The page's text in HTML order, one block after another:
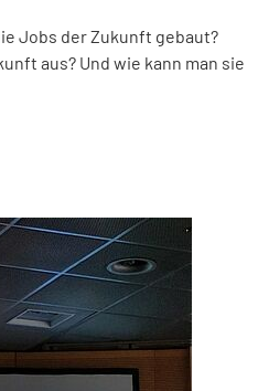
Jobs der Zukunft gebaut?
aus? Und wie kann man sie